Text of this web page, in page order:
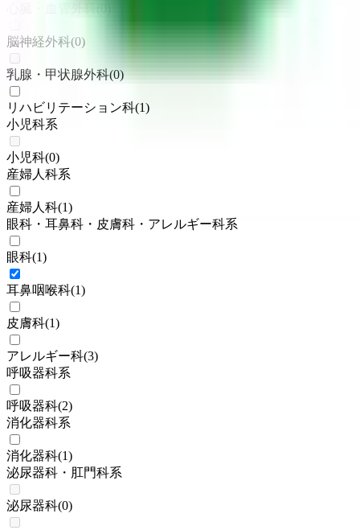
心臓・血管外科 (0
脳神経外科(0)
乳腺・甲状腺外科(0)
リハビリテーション科(1)
小児科系
小児科(0)
産婦人科系
産婦人科(1)
眼科・耳鼻科・皮膚科・アレルギー科系
眼科(1)
耳鼻咽喉科(1)
皮膚科(1)
アレルギー科(3)
呼吸器科系
呼吸器科(2)
消化器科系
消化器科(1)
泌尿器科・肛門科系
泌尿器科(0)